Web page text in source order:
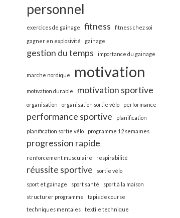
personnel
exercices de gainage fitness fitness chez soi
gagner en explosivité gainage
gestion du temps importance du gainage
marche nordique motivation
motivation durable motivation sportive
organisation organisation sortie vélo performance
performance sportive planification
planification sortie vélo programme 12 semaines
progression rapide
renforcement musculaire respirabilité
réussite sportive sortie vélo
sport et gainage sport santé
sport à la maison
structurer programme
tapis de course
techniques mentales
textile technique